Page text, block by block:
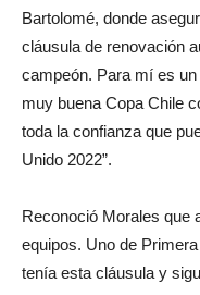
Bartolomé, donde
cláusula de renovación
campeón. Para mí es
muy buena Copa Chile
toda la confianza que
Unido 2022”.
Reconoció Morales que
equipos. Uno de
tenía esta cláusula y